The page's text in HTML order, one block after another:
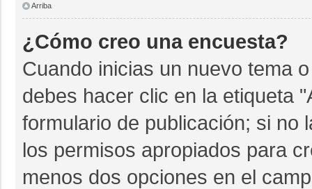
Arriba
¿Cómo creo una encuesta?
Cuando inicias un nuevo tema
debes hacer clic en la etiqueta
formulario de publicación; si no
los permisos apropiados para
menos dos opciones en el